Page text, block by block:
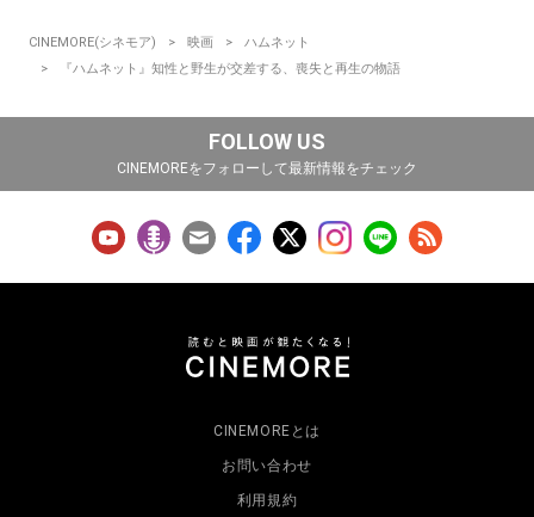
CINEMORE(シネモア) 映画
ハムネット
『ハムネット』知性と野生が交差する、喪失と再生の物語
FOLLOW US
CINEMOREをフォローして最新情報をチェック
CINEMOREとは
お問い合わせ
利用規約